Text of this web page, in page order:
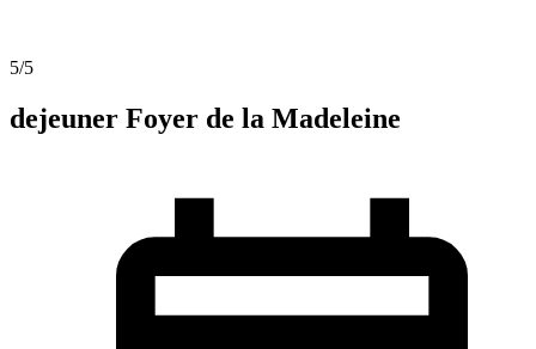
5/5
dejeuner Foyer de la Madeleine